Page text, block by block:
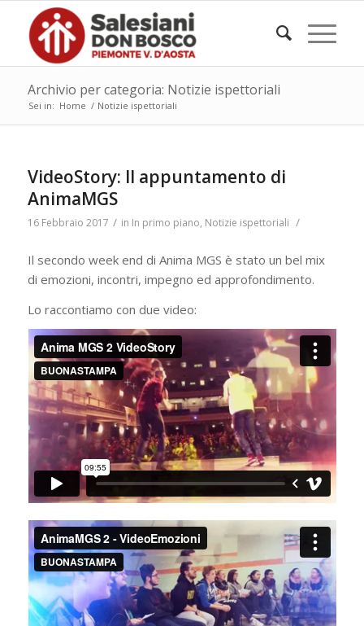
Archivio per categoria: Notizie ispettoriali
Sei in: Home / Notizie ispettoriali
VideoStory: II appuntamento di
AnimaMGS
16 Febbraio 2017 / in In primo piano, Notizie ispettoriali /
Il secondo week end di Anima MGS è stato un bel mix
di emozioni, incontri, impegno ed approfondimento.
Lo raccontiamo con due video: